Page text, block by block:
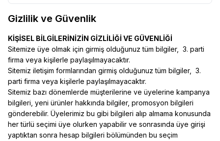
Gizlilik ve Güvenlik
KİŞİSEL BİLGİLERİNİZİN GİZLİLİĞİ VE GÜVENLİĞİ
Sitemize üye olmak için girmiş olduğunuz tüm bilgiler, 3. parti
firma veya kişilerle paylaşılmayacaktır.
Sitemiz iletişim formlarından girmiş olduğunuz tüm bilgiler, 3.
parti firma veya kişilerle paylaşılmayacaktır.
Sitemiz bazı dönemlerde müşterilerine ve üyelerine kampanya
bilgileri, yeni ürünler hakkında bilgiler, promosyon bilgileri
gönderebilir. Üyelerimiz bu gibi bilgileri alıp almama konusunda
her türlü seçimi üye olurken yapabilir ve sonrasında üye girişi
yaptıktan sonra hesap bilgileri bölümünden bu seçim